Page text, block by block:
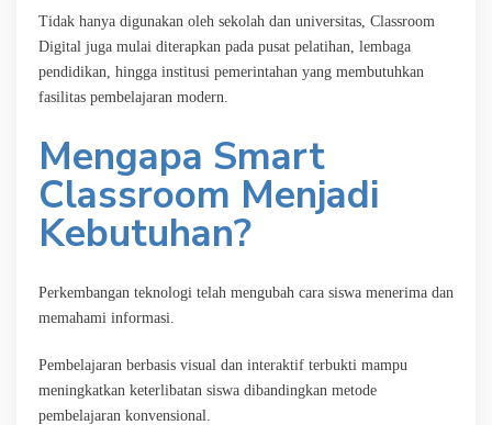
Tidak hanya digunakan oleh sekolah dan universitas, Classroom
Digital juga mulai diterapkan pada pusat pelatihan, lembaga
pendidikan, hingga institusi pemerintahan yang membutuhkan
fasilitas pembelajaran modern.
Mengapa Smart
Classroom Menjadi
Kebutuhan?
Perkembangan teknologi telah mengubah cara siswa menerima dan
memahami informasi.
Pembelajaran berbasis visual dan interaktif terbukti mampu
meningkatkan keterlibatan siswa dibandingkan metode
pembelajaran konvensional.